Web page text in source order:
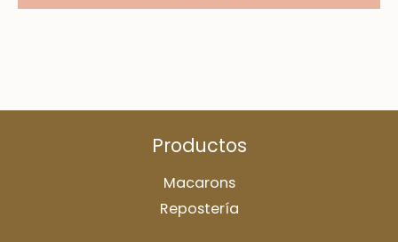
Productos
Macarons
Repostería